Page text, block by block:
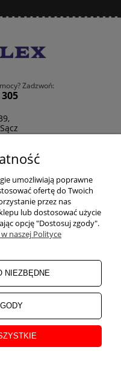
Zadzwoń:
Facebook
umożliwiają poprawne
ofertę do Twoich
przez nas
lub dostosować użycie
opcję "Dostosuj zgody".
naszej Polityce
NIEZBĘDNE